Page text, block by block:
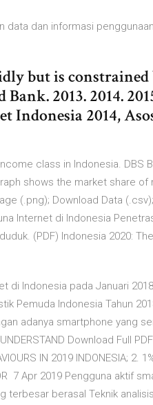
data dan informasi
but is constrained
2013. 2014.
Indonesia 2014,
class in Indonesia. DBS
shows the market share of
(.png); Download Data
Internet di Indonesia
(PDF) Indonesia 2020:
di Indonesia pada Januari
Pemuda Indonesia Tahun
adanya smartphone yang
Download Full
IN 2019 INDONESIA; 2.
7 Apr 2019 Pengguna aktif
terbesar berasal Teknik